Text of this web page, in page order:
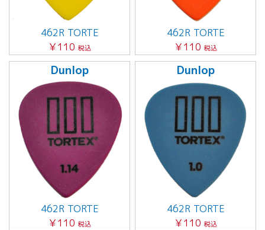
462R TORTE
￥110 税込
462R TORTE
￥110 税込
Dunlop
462R TORTE
￥110 税込
Dunlop
462R TORTE
￥110 税込